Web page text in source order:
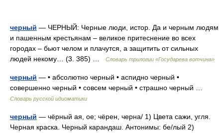
черный — ЧЕРНЫЙ: Черные люди, истор. Да и черным людям
и пашенным крестьянам – великое притеснение во всех
городах – бьют челом и плачутся, а защитить от сильных
людей некому… (3. 385) …
Словарь трилогии «Государева вотчина»
черный — • абсолютно черный • аспидно черный •
совершенно черный • совсем черный • страшно черный …
Словарь русской идиоматики
черный — чёрный ая, ое; чёрен, черна/ 1) Цвета сажи, угля.
Черная краска. Черный карандаш. Антонимы: бе/лый 2)